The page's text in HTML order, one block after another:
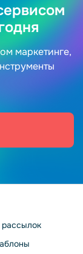
маркетинге,